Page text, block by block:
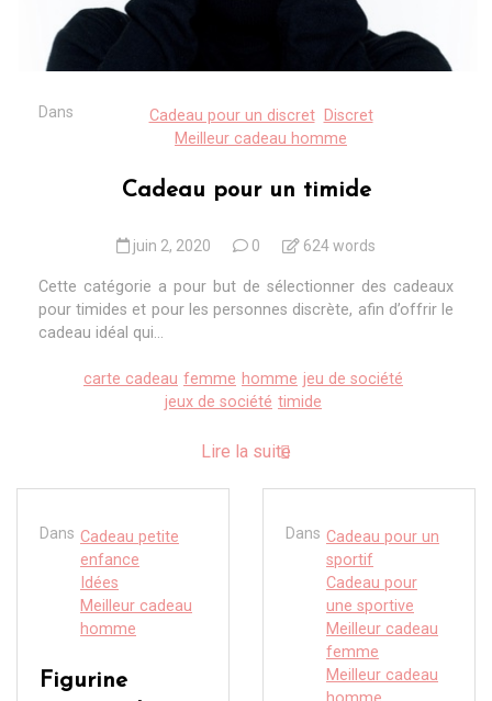
Dans Cadeau pour un discret
Discret
Meilleur cadeau homme
Cadeau pour un timide
juin 2, 2020 0 624 words
Cette catégorie a pour but de sélectionner des cadeaux
pour timides et pour les personnes discrète, afin d’offrir le
cadeau idéal qui...
carte cadeau femme homme jeu de société
jeux de société timide
Lire la suite
Dans Cadeau petite
enfance
Idées
Meilleur cadeau
homme
Figurine
Dans Cadeau pour un
sportif
Cadeau pour
une sportive
Meilleur cadeau
femme
Meilleur cadeau